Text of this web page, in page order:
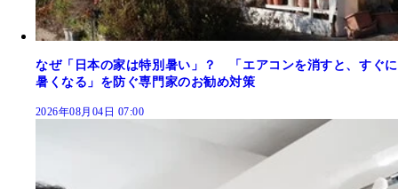
なぜ「日本の家は特別暑い」？ 「エアコンを消すと、すぐに
暑くなる」を防ぐ専門家のお勧め対策
2026年08月04日 07:00